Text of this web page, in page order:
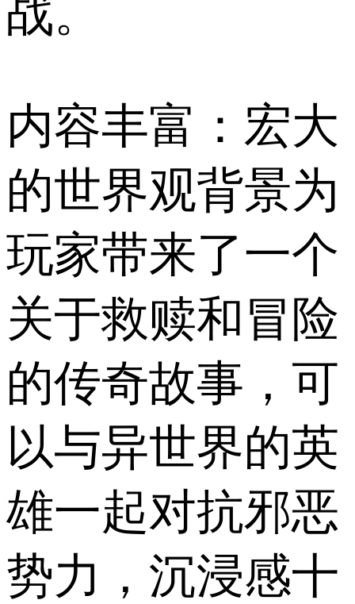
战。
内容丰富：宏大
的世界观背景为
玩家带来了一个
关于救赎和冒险
的传奇故事，可
以与异世界的英
雄一起对抗邪恶
势力，沉浸感十